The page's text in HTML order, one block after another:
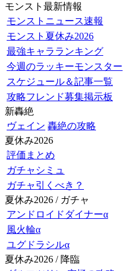
モンスト最新情報
モンストニュース速報
モンスト夏休み2026
最強キャラランキング
今週のラッキーモンスター
スケジュール＆記事一覧
攻略フレンド募集掲示板
新轟絶
ヴェイン 轟絶の攻略
夏休み2026
評価まとめ
ガチャシミュ
ガチャ引くべき？
夏休み2026 / ガチャ
アンドロイドダイナーα
風火輪α
ユグドラシルα
夏休み2026 / 降臨